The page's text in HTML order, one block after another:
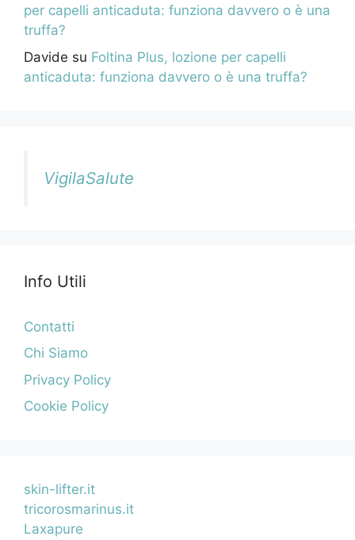
per capelli anticaduta: funziona davvero o è una
truffa?
Davide su Foltina Plus, lozione per capelli
anticaduta: funziona davvero o è una truffa?
VigilaSalute
Info Utili
Contatti
Chi Siamo
Privacy Policy
Cookie Policy
skin-lifter.it
tricorosmarinus.it
Laxapure